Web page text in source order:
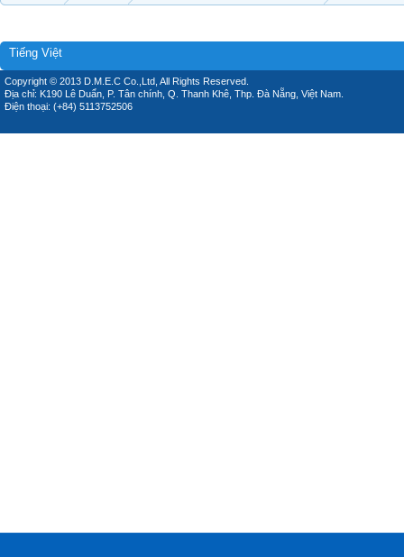
Tiếng Việt
Copyright © 2013 D.M.E.C Co.,Ltd, All Rights Reserved.
Địa chỉ: K190 Lê Duẩn, P. Tân chính, Q. Thanh Khê, Thp. Đà Nẵng, Việt Nam.
Điện thoại: (+84) 5113752506